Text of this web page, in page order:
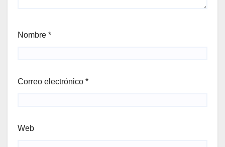
Nombre *
Correo electrónico *
Web